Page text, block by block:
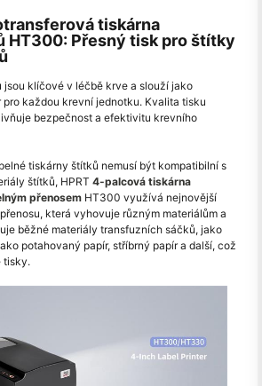
tiskárna
HT300: Přesný tisk pro štítky
klíčové v léčbě krve a slouží jako
každou krevní jednotku. Kvalita tisku
bezpečnost a efektivitu krevního
tiskárny štítků nemusí být kompatibilní s
štítků, HPRT 4-palcová tiskárna
přenosem HT300 využívá nejnovější
která vyhovuje různým materiálům a
běžné materiály transfuzních sáčků, jako
potahovaný papír, stříbrný papír a další, což
tisky.